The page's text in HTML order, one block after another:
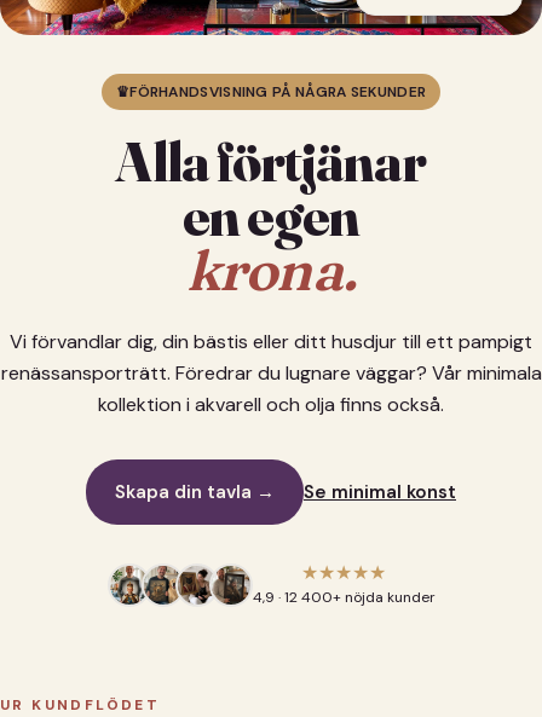
♛FÖRHANDSVISNING PÅ NÅGRA SEKUNDER
Alla förtjänar
en egen
krona.
Vi förvandlar dig, din bästis eller ditt husdjur till ett pampigt
renässansporträtt. Föredrar du lugnare väggar? Vår minimala
kollektion i akvarell och olja finns också.
Skapa din tavla → Se minimal konst
★★★★★
4,9 · 12 400+ nöjda kunder
UR KUNDFLÖDET